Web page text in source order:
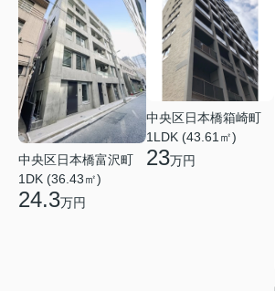
中央区日本橋富沢町
1DK (36.43㎡)
24.3万円
中央区日本橋箱崎町
1LDK (43.61㎡)
23万円